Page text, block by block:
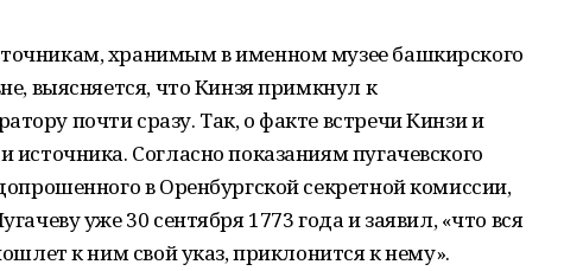
хранимым в именном музее башкирского
выясняется, что Кинзя примкнул к
почти сразу. Так, о факте встречи Кинзи и
источника. Согласно показаниям пугачевского
в Оренбургской секретной комиссии,
уже 30 сентября 1773 года и заявил, «что вся
к ним свой указ, приклонится к нему».